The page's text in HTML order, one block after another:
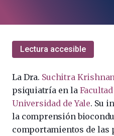
Lectura accesible
La Dra. Suchitra
psiquiatría en la
Universidad de Yale. Su
la comprensión
comportamientos de las